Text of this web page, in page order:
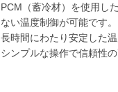
PCM（蓄冷材）を使用し
ない温度制御が可能です。
長時間にわたり安定した
シンプルな操作で信頼性